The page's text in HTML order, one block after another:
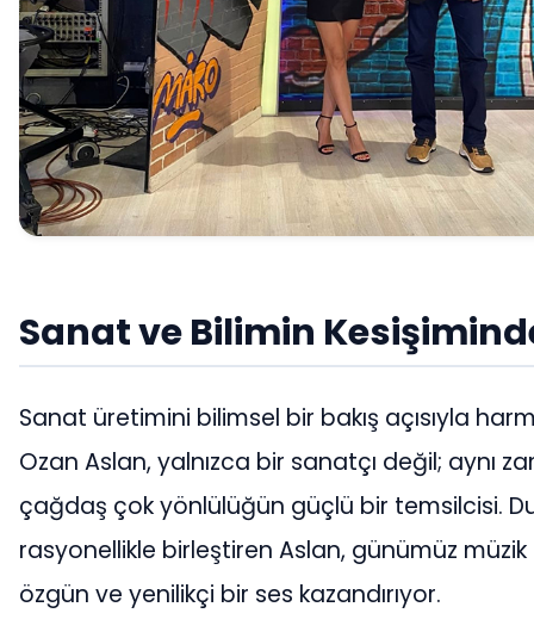
Sanat ve Bilimin
Sanat üretimini bilimsel bir bakış açısıyla
Ozan Aslan, yalnızca bir sanatçı değil; aynı
çağdaş çok yönlülüğün güçlü bir temsilcisi.
rasyonellikle birleştiren Aslan, günümüz müzik
özgün ve yenilikçi bir ses kazandırıyor.